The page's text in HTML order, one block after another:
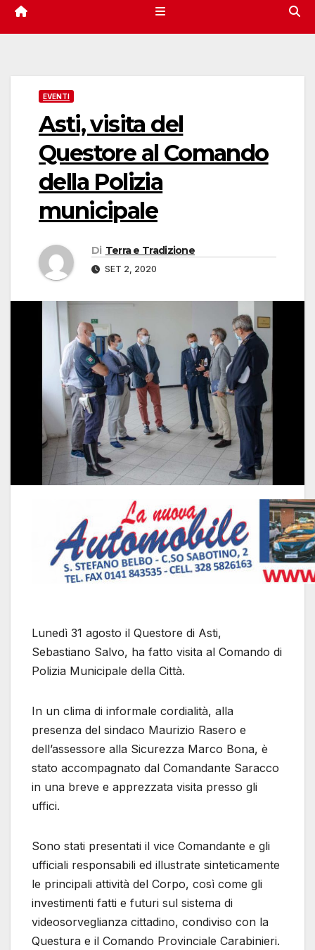
EVENTI
Asti, visita del
Questore al Comando
della Polizia
municipale
Di Terra e Tradizione
SET 2, 2020
Lunedì 31 agosto il Questore di Asti,
Sebastiano Salvo, ha fatto visita al Comando di
Polizia Municipale della Città.
In un clima di informale cordialità, alla
presenza del sindaco Maurizio Rasero e
dell’assessore alla Sicurezza Marco Bona, è
stato accompagnato dal Comandante Saracco
in una breve e apprezzata visita presso gli
uffici.
Sono stati presentati il vice Comandante e gli
ufficiali responsabili ed illustrate sinteticamente
le principali attività del Corpo, così come gli
investimenti fatti e futuri sul sistema di
videosorveglianza cittadino, condiviso con la
Questura e il Comando Provinciale Carabinieri.